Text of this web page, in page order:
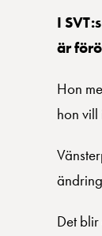
I
är
Hon
hon vill
Det